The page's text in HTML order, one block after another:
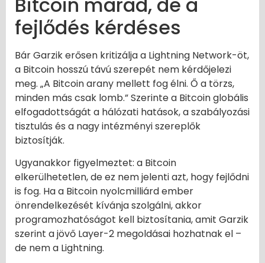
fejlődés kérdéses
Bár Garzik erősen kritizálja a Lightning Network-öt,
a Bitcoin hosszú távú szerepét nem kérdőjelezi
meg. „A Bitcoin arany mellett fog élni. Ő a törzs,
minden más csak lomb.” Szerinte a Bitcoin globális
elfogadottságát a hálózati hatások, a szabályozási
tisztulás és a nagy intézményi szereplők
biztosítják.
Ugyanakkor figyelmeztet: a Bitcoin
elkerülhetetlen, de ez nem jelenti azt, hogy fejlődni
is fog. Ha a Bitcoin nyolcmilliárd ember
önrendelkezését kívánja szolgálni, akkor
programozhatóságot kell biztosítania, amit Garzik
szerint a jövő Layer-2 megoldásai hozhatnak el –
de nem a Lightning.